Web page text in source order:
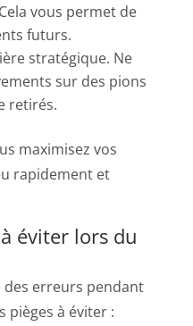
vous permet de
futurs.
stratégique. Ne
sur des pions
retirés.
maximisez vos
rapidement et
éviter lors du
des erreurs pendant
pièges à éviter :